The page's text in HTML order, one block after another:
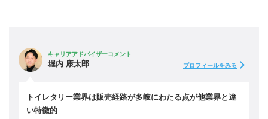
キャリアアドバイザーコメント
堀内 康太郎 プロフィールをみる
トイレタリー業界は販売経路が多岐にわたる点が他業界と違
い特徴的